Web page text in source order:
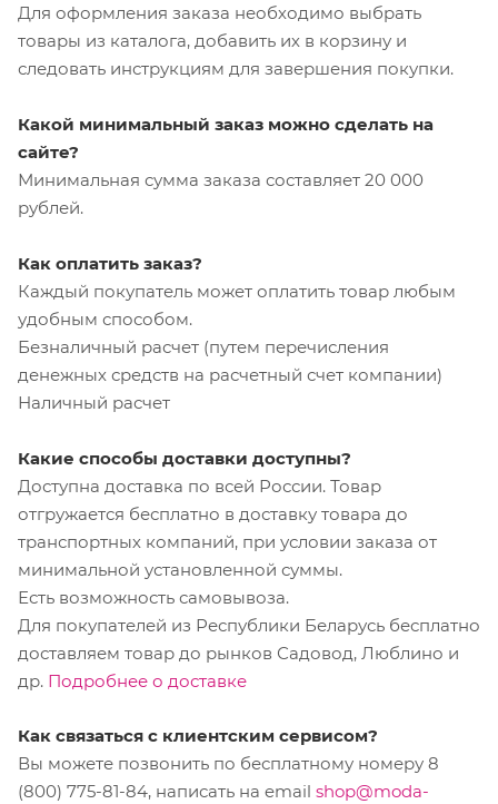
Для оформления заказа необходимо выбрать
товары из каталога, добавить их в корзину и
следовать инструкциям для завершения покупки.
Какой минимальный заказ можно сделать на
сайте?
Минимальная сумма заказа составляет 20 000
рублей.
Как оплатить заказ?
Каждый покупатель может оплатить товар любым
удобным способом.
Безналичный расчет (путем перечисления
денежных средств на расчетный счет компании)
Наличный расчет
Какие способы доставки доступны?
Доступна доставка по всей России. Товар
отгружается бесплатно в доставку товара до
транспортных компаний, при условии заказа от
минимальной установленной суммы.
Есть возможность самовывоза.
Для покупателей из Республики Беларусь бесплатно
доставляем товар до рынков Садовод, Люблино и
др. Подробнее о доставке
Как связаться с клиентским сервисом?
Вы можете позвонить по бесплатному номеру 8
(800) 775-81-84, написать на email shop@moda-